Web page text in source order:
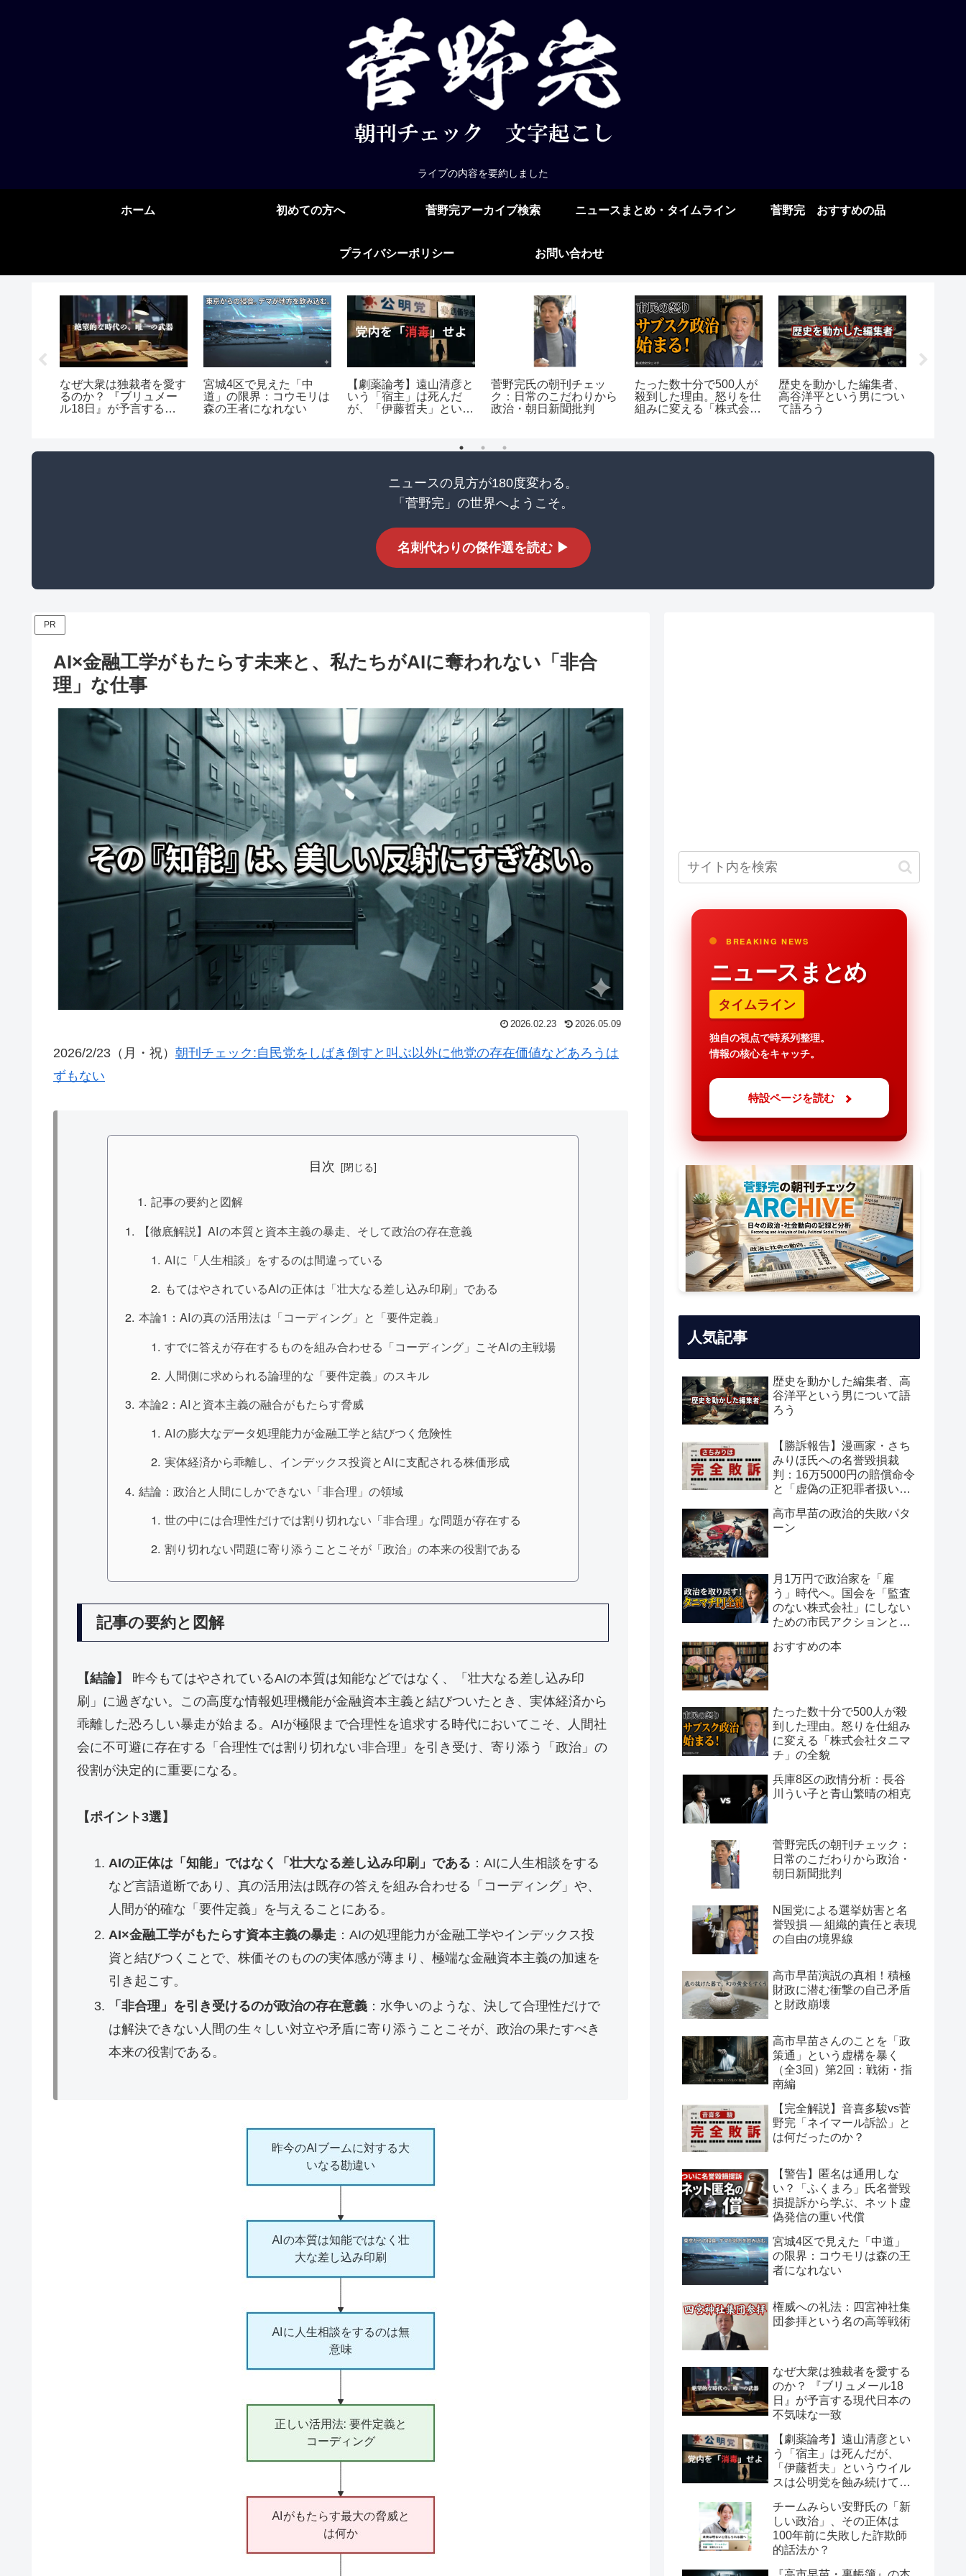
ライブの内容を要約しました
ホーム 初めての方へ 菅野完アーカイブ検索 ニュースまとめ・タイムライン 菅野完 おすすめの品
プライバシーポリシー お問い合わせ
なぜ大衆は独裁者を愛す
るのか？ 『ブリュメー
ル18日』が予言する現
宮城4区で見えた「中
道」の限界：コウモリは
森の王者になれない
【劇薬論考】遠山清彦と
いう「宿主」は死んだ
が、「伊藤哲夫」という
菅野完氏の朝刊チェッ
ク：日常のこだわりから
政治・朝日新聞批判
たった数十分で500人が
殺到した理由。怒りを仕
組みに変える「株式会社
歴史を動かした編集者、
高谷洋平という男につい
て語ろう
ニュースの見方が180度変わる。
「菅野完」の世界へようこそ。
名刺代わりの傑作選を読む ▶
PR
AI×金融工学がもたらす未来と、私たちがAIに奪われない「非合
理」な仕事
2026.02.23 2026.05.09
2026/2/23（月・祝） 朝刊チェック:自民党をしばき倒すと叫ぶ以外に他党の存在価値などあろうは
ずもない
目次
記事の要約と図解
【徹底解説】AIの本質と資本主義の暴走、そして政治の存在意義
AIに「人生相談」をするのは間違っている
もてはやされているAIの正体は「壮大なる差し込み印刷」である
本論1：AIの真の活用法は「コーディング」と「要件定義」
すでに答えが存在するものを組み合わせる「コーディング」こそAIの主戦場
人間側に求められる論理的な「要件定義」のスキル
本論2：AIと資本主義の融合がもたらす脅威
AIの膨大なデータ処理能力が金融工学と結びつく危険性
実体経済から乖離し、インデックス投資とAIに支配される株価形成
結論：政治と人間にしかできない「非合理」の領域
世の中には合理性だけでは割り切れない「非合理」な問題が存在する
割り切れない問題に寄り添うことこそが「政治」の本来の役割である
記事の要約と図解
【結論】
昨今もてはやされているAIの本質は知能などではなく、「壮大なる差し込み印
刷」に過ぎない。この高度な情報処理機能が金融資本主義と結びついたとき、実体経済から
乖離した恐ろしい暴走が始まる。AIが極限まで合理性を追求する時代においてこそ、人間社
会に不可避に存在する「合理性では割り切れない非合理」を引き受け、寄り添う「政治」の
役割が決定的に重要になる。
【ポイント3選】
AIの正体は「知能」ではなく「壮大なる差し込み印刷」である ：AIに人生相談をする
など言語道断であり、真の活用法は既存の答えを組み合わせる「コーディング」や、
人間が的確な「要件定義」を与えることにある。
AI×金融工学がもたらす資本主義の暴走 ：AIの処理能力が金融工学やインデックス投
資と結びつくことで、株価そのものの実体感が薄まり、極端な金融資本主義の加速を
引き起こす。
「非合理」を引き受けるのが政治の存在意義：水争いのような、決して合理性だけで
は解決できない人間の生々しい対立や矛盾に寄り添うことこそが、政治の果たすべき
本来の役割である。
BREAKING NEWS
ニュースまとめ
タイムライン
独自の視点で時系列整理。
情報の核心をキャッチ。
特設ページを読む
人気記事
歴史を動かした編集者、高
谷洋平という男について語
ろう
【勝訴報告】漫画家・さち
みりほ氏への名誉毀損裁
判：16万5000円の賠償命令
と「虚偽の正犯罪者扱い」
高市早苗の政治的失敗パタ
ーン
月1万円で政治家を「雇
う」時代へ。国会を「監査
のない株式会社」にしない
ための市民アクションと組
おすすめの本
たった数十分で500人が殺
到した理由。怒りを仕組み
に変える「株式会社タニマ
チ」の全貌
兵庫8区の政情分析：長谷
川うい子と青山繁晴の相克
菅野完氏の朝刊チェック：
日常のこだわりから政治・
朝日新聞批判
N国党による選挙妨害と名
誉毀損 ― 組織的責任と表現
の自由の境界線
高市早苗演説の真相！積極
財政に潜む衝撃の自己矛盾
と財政崩壊
高市早苗さんのことを「政
策通」という虚構を暴く
（全3回）第2回：戦術・指
南編
【完全解説】音喜多駿vs菅
野完「ネイマール訴訟」と
は何だったのか？
【警告】匿名は通用しな
い？「ふくまろ」氏名誉毀
損提訴から学ぶ、ネット虚
偽発信の重い代償
宮城4区で見えた「中道」
の限界：コウモリは森の王
者になれない
権威への礼法：四宮神社集
団参拝という名の高等戦術
なぜ大衆は独裁者を愛する
のか？ 『ブリュメール18
日』が予言する現代日本の
不気味な一致
【劇薬論考】遠山清彦とい
う「宿主」は死んだが、
「伊藤哲夫」というウイル
スは公明党を蝕み続けてい
チームみらい安野氏の「新
しい政治」、その正体は
100年前に失敗した詐欺師
的話法か？